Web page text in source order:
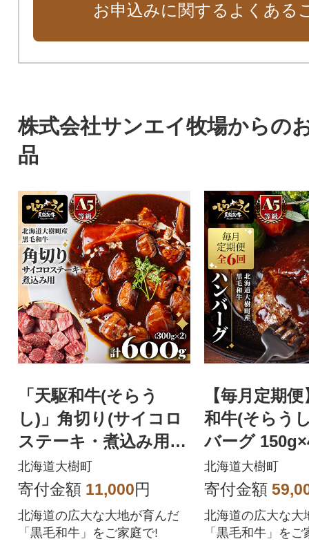
お申込みに関するよくある
株式会社サンエイ牧場からの
品
「天駆和牛(そらう
し)」角切り(サイコロ
ステーキ・煮込み用)6
00g(300g×2) A5 黒毛
和牛
北海道大樹町
寄付金額 11,000円
北海道の広大な大地が育んだ
「黒毛和牛」をご家庭で!
【毎月定期
和牛(そらう
バーグ
ンク黒毛和牛
回
北海道大樹町
寄付金額
北海道の広大な大
「黒毛和牛」をご